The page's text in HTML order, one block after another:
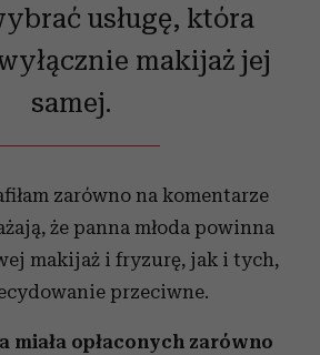
usługę, która
makijaż jej
samej.
zarówno na komentarze
że panna młoda powinna
makijaż i fryzurę, jak i tych,
przeciwne.
miała opłaconych zarówno